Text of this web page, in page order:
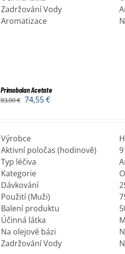
Zadržování Vody
Aromatizace
Primobolan Acetate
83,00€ 74,55€
Výrobce
Aktivní poločas (hodinově)
Typ léčiva
Kategorie
Dávkování
Použití (Muži)
Balení produktu
Účinná látka
Na olejové bázi
Zadržování Vody